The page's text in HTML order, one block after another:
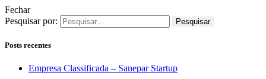
Fechar
Pesquisar por:
Posts recentes
Empresa Classificada – Sanepar Startup